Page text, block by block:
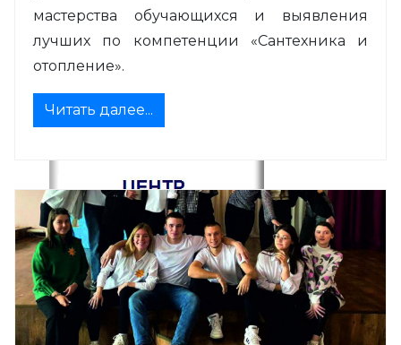
мастерства обучающихся и выявления
лучших по компетенции «Сантехника и
отопление».
Читать далее...